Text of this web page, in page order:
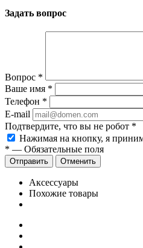
Задать вопрос
Вопрос *
Ваше имя *
Телефон *
E-mail
Подтвердите, что вы не робот *
Нажимая на кнопку, я
* — Обязательные поля
Отправить Отменить
Аксессуары
Похожие товары